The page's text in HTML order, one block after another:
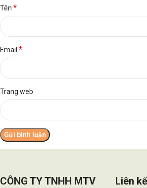
Tên *
Email *
Trang web
CÔNG TY TNHH MTV
Liên